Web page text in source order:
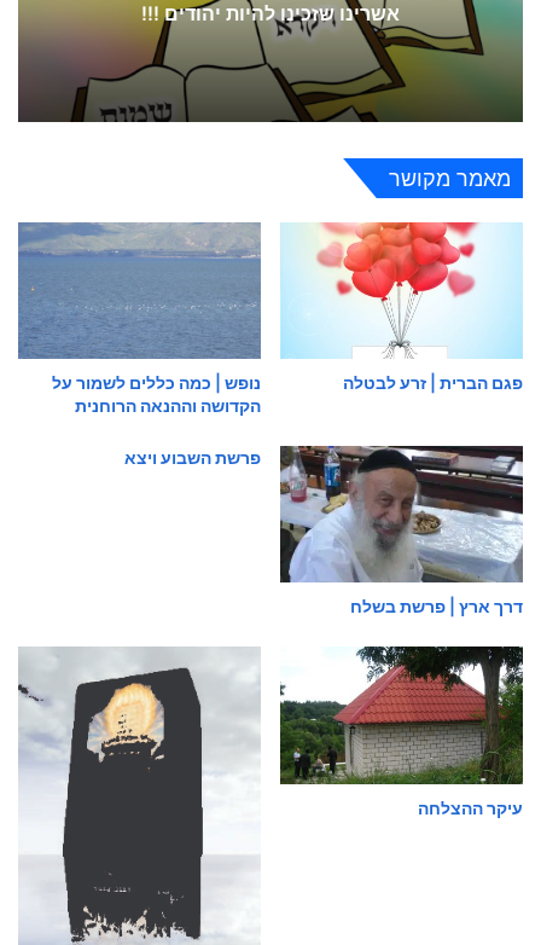
אשרינו שזכינו להיות יהודים !!!
מאמר מקושר
פגם הברית | זרע לבטלה
נופש | כמה כללים לשמור על
הקדושה וההנאה הרוחנית
דרך ארץ | פרשת בשלח
פרשת השבוע ויצא
עיקר ההצלחה